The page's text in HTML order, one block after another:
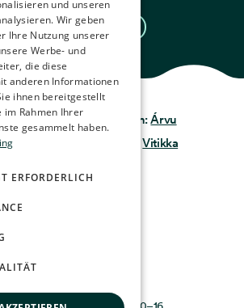
kaufen
Norwegen
&
Design:Árvu
Code:Vitikka
GERMAN
FRENCH
SPANISH
FINNISH
CHINESE (TRADITIONAL)
und unseren
Wir geben
Ihre Nutzung unserer
Werbe- und
die diese
anderen Informationen
ihnen bereitgestellt
im Rahmen Ihrer
gesammelt haben.
ERFORDERLICH